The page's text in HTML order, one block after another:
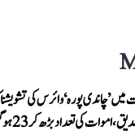
اموات کی تعداد بڑھ کر 23 ہوگئی